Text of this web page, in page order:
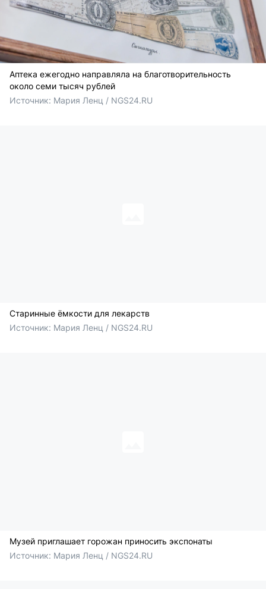
Аптека ежегодно направляла на благотворительность
около семи тысяч рублей
Источник: Мария Ленц / NGS24.RU
Старинные ёмкости для лекарств
Источник: Мария Ленц / NGS24.RU
Музей приглашает горожан приносить экспонаты
Источник: Мария Ленц / NGS24.RU